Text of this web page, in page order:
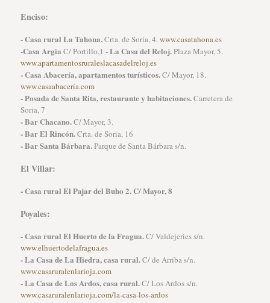
Enciso:
- Casa rural La Tahona.Crta. de Soria, 4. www.casatahona.es
-Casa Argia C/ Portillo,1 - La Casa del Reloj.Plaza Mayor, 5.
www.apartamentosruraleslacasadelreloj.es
- Casa Abacería, apartamentos turísticos.C/ Mayor, 18.
www.casaabacería.com
- Posada de Santa Rita, restaurante y habitaciones.Carretera de
Soria, 7
- Bar Chacano.C/ Mayor, 3.
- Bar El Rincón.Crta. de Soria, 16
- Bar Santa Bárbara.Parque de Santa Bárbara s/n.
El Villar:
- Casa rural El Pajar del Buho 2. C/ Mayor, 8
Poyales:
- Casa rural El Huerto de la Fragua.C/ Valdejeries s/n.
www.elhuertodelafragua.es
- La Casa de La Hiedra, casa rural.C/ de Arriba s/n.
www.casaruralenlarioja.com
- La Casa de Los Ardos, casa rural.C/ Los Ardos s/n.
www.casaruralenlarioja.com/la-casa-los-ardos